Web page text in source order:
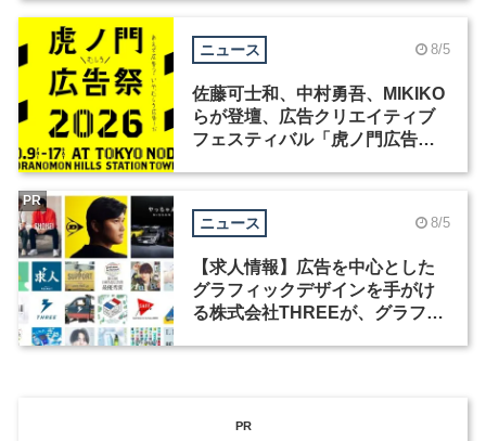
ニュース 8/5
佐藤可士和、中村勇吾、MIKIKO
らが登壇、広告クリエイティブ
フェスティバル「虎ノ門広告
ニュース 8/5
【求人情報】広告を中心とした
グラフィックデザインを手がけ
る株式会社THREEが、グラフィ
PR
PR